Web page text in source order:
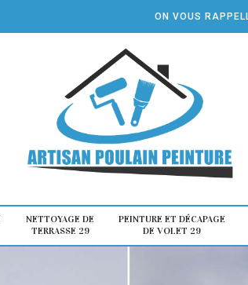
ON VOUS
NETTOYAGE DE
TERRASSE 29
PEINTURE ET DÉCAPAGE
DE VOLET 29